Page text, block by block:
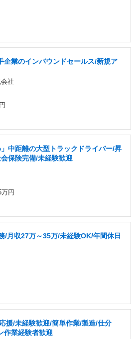
企業のインバウンドセールス/新規ア
社
」中距離の大型トラックドライバー/昇
保険完備/未経験歓迎
万円
/月収27万～35万/未経験OK/年間休日
援/未経験歓迎/簡単作業/製造/仕分
作業経験者歓迎